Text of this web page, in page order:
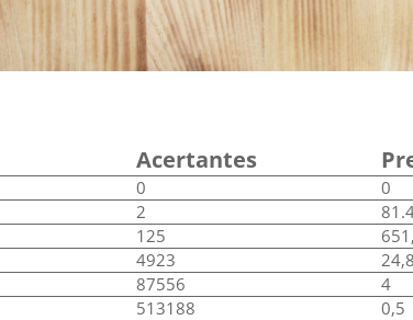
Acertantes
0
0
2
125
4923
87556
4
513188 0,5